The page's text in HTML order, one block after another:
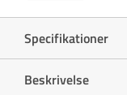
Specifikationer
Beskrivelse